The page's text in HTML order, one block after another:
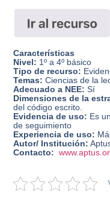
Características
Nivel: 1º a 4º básico
Tipo de recurso:
Temas: Ciencias de la
Adecuado a NEE: Sí
Dimensiones de la
del código escrito.
Evidencia de uso: Es
de seguimiento
Experiencia de uso:
Autor/ Institución:
Contacto: